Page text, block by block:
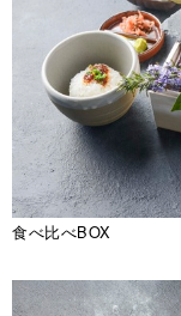
食べ比べBOX